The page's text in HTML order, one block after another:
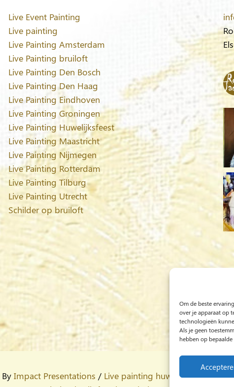
Om de beste
over je apparaat op
technologieën
Als je geen
hebben op
Live Event Painting
Live painting
Live Painting Amsterdam
Live Painting bruiloft
Live Painting Den Bosch
Live Painting Den Haag
Live Painting Eindhoven
Live Painting Groningen
Live Painting Huwelijksfeest
Live Painting Maastricht
Live Painting Nijmegen
Live Painting Rotterdam
Live Painting Tilburg
Live Painting Utrecht
Schilder op bruiloft
Impact Presentations / Live painting huwelijksfeest/